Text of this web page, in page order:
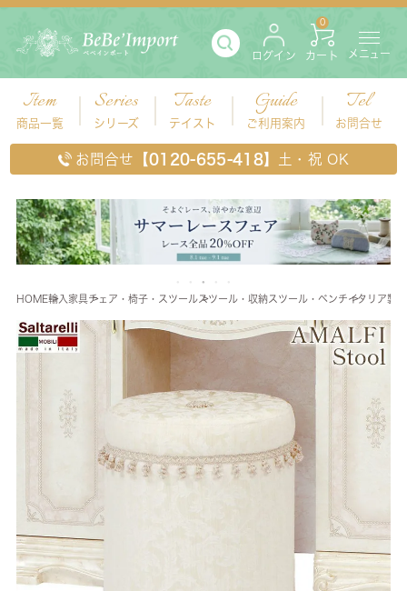
ログイン カート
0
メニュー
Item
商品一覧
Series
シリーズ
Taste
テイスト
Guide
ご利用案内
Tel
お問合せ
お問合せ 【0120-655-418】 土・祝 OK
HOME輸入家具 チェア・椅子・スツールスツール・収納スツール・ベンチイタリア製